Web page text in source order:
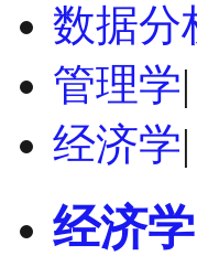
数据分
管理学|
经济学|
经济学